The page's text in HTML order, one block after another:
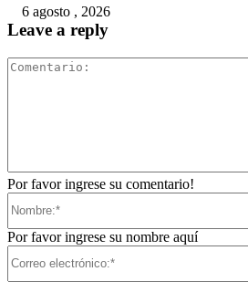
6 agosto , 2026
Leave a reply
Por favor ingrese su comentario!
Por favor ingrese su nombre aquí